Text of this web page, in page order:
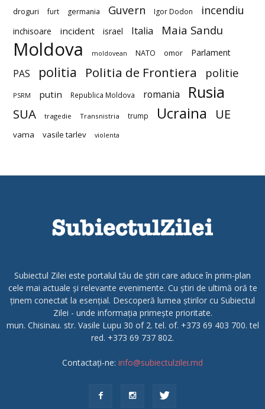
droguri furt germania Guvern Igor Dodon incendiu
inchisoare incident israel Italia Maia Sandu
Moldova moldovean NATO omor Parlament
PAS politia Politia de Frontiera politie
PSRM putin Republica Moldova romania Rusia
SUA tragedie Transnistria trump Ucraina UE
vama vasile tarlev violenta
Subiectul Zilei este portalul tău de știri care aduce în prim-plan
cele mai actuale și relevante evenimente. Cu știri de ultimă oră te
ținem conectat la esențial. Descoperă lumea știrilor cu Subiectul
Zilei - unde informația primește prioritate.
mun. Chisinau. str. Vasile Lupu 30 of 2. tel. of. +373 69 403 700. tel
red. +373 69 737 802.
Contactați-ne: info@subiectulzilei.md